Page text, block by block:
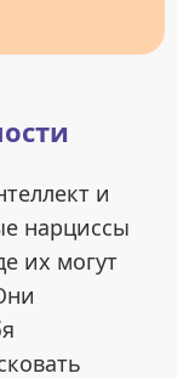
и
нарциссы
их могут